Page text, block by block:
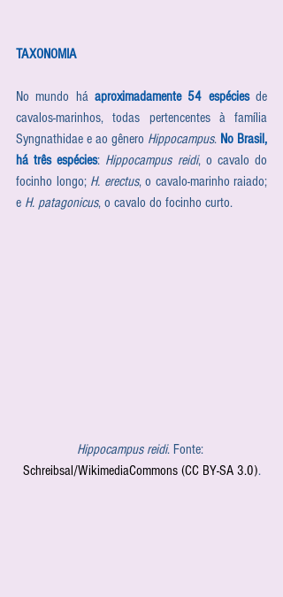
TAXONOMIA
No mundo há aproximadamente 54 espécies de
cavalos-marinhos, todas pertencentes à família
Syngnathidae e ao gênero Hippocampus. No Brasil,
há três espécies: Hippocampus reidi, o cavalo do
focinho longo; H. erectus, o cavalo-marinho raiado;
e H. patagonicus, o cavalo do focinho curto.
Hippocampus reidi. Fonte:
Schreibsal/WikimediaCommons (CC BY-SA 3.0).